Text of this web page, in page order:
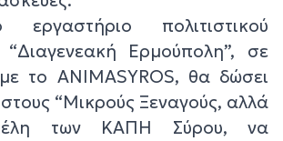
πολιτιστικού
Ερμούπολη”, σε
το ANIMASYROS, θα δώσει
στους “Μικρούς Ξεναγούς, αλλά
των ΚΑΠΗ Σύρου, να